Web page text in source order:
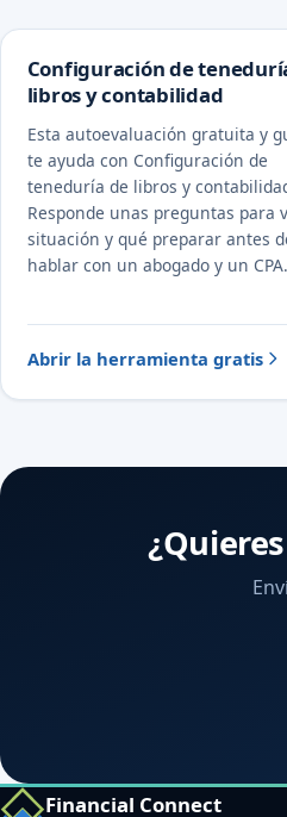
Configuración de
libros y contabilidad
Esta autoevaluación gratuita y
te ayuda con Configuración de
teneduría de libros y
Responde unas preguntas para
situación y qué preparar antes
hablar con un abogado y un CPA.
Abrir la herramienta gratis
Financial Connect